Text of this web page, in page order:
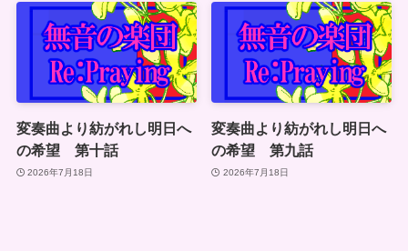
変奏曲より紡がれし明日へ
の希望 第十話
2026年7月18日
変奏曲より紡がれし明日へ
の希望 第九話
2026年7月18日